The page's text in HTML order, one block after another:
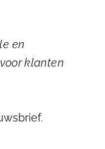
en
klanten